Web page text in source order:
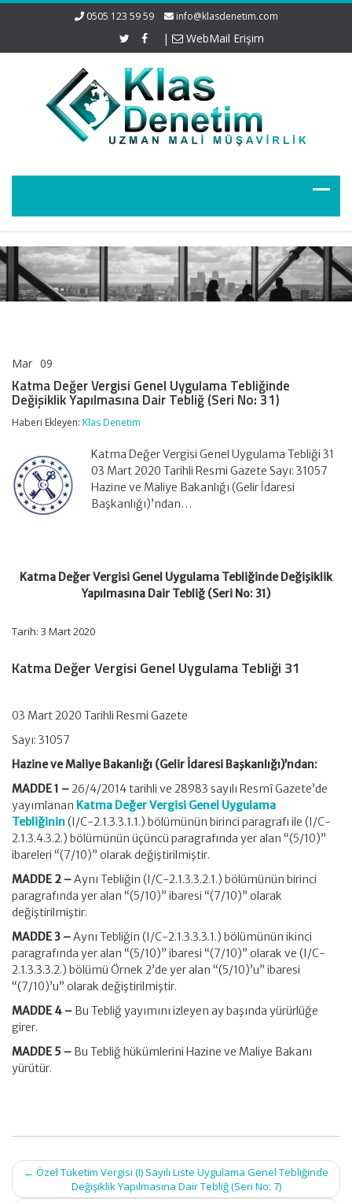
0505 123 59 59 info@klasdenetim.com
| WebMail Erişim
Mar 09
Vergisi
Genel
Uygulama
Tebliğinde
Yapılmasına
Dair
Tebliğ
(Seri
Katma Değer Vergisi Genel Uygulama Tebliğinde
Değişiklik Yapılmasına Dair Tebliğ (Seri No: 31)
Haberi Ekleyen: Klas Denetim
Katma Değer Vergisi Genel Uygulama Tebliği 31
03 Mart 2020 Tarihli Resmi Gazete Sayı: 31057
Hazine ve Maliye Bakanlığı (Gelir İdaresi
Başkanlığı)’ndan…
Katma Değer Vergisi Genel Uygulama Tebliğinde Değişiklik
Yapılmasına Dair Tebliğ (Seri No: 31)
Tarih: 3 Mart 2020
Katma Değer Vergisi Genel Uygulama Tebliği 31
03 Mart 2020 Tarihli Resmi Gazete
Sayı: 31057
Hazine ve Maliye Bakanlığı (Gelir İdaresi Başkanlığı)’ndan:
MADDE 1 –26/4/2014 tarihli ve 28983 sayılı Resmî Gazete’de
yayımlanan Katma Değer Vergisi Genel Uygulama
Tebliğinin(I/C-2.1.3.3.1.1.) bölümünün birinci paragrafı ile (I/C-
2.1.3.4.3.2.) bölümünün üçüncü paragrafında yer alan “(5/10)”
ibareleri “(7/10)” olarak değiştirilmiştir.
MADDE 2 –Aynı Tebliğin (I/C-2.1.3.3.2.1.) bölümünün birinci
paragrafında yer alan “(5/10)” ibaresi “(7/10)” olarak
değiştirilmiştir.
MADDE 3 –Aynı Tebliğin (I/C-2.1.3.3.3.1.) bölümünün ikinci
paragrafında yer alan “(5/10)” ibaresi “(7/10)” olarak ve (I/C-
2.1.3.3.3.2.) bölümü Örnek 2’de yer alan “(5/10)’u” ibaresi
“(7/10)’u” olarak değiştirilmiştir.
MADDE 4 – Bu Tebliğ yayımını izleyen ay başında yürürlüğe
girer.
MADDE 5 – Bu Tebliğ hükümlerini Hazine ve Maliye Bakanı
yürütür.
Post
navigation
← Özel Tüketim Vergisi (I) Sayılı Liste Uygulama Genel Tebliğinde
Değişiklik Yapılmasına Dair Tebliğ (Seri No: 7)